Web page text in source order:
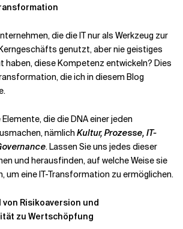
die die IT nur als Werkzeug zur
genutzt, aber nie geistiges
haben, diese Kompetenz entwickeln? Dies
die ich in diesem Blog
die die DNA einer jeden
nämlich Kultur, Prozesse, IT-
. Lassen Sie uns jedes dieser
und herausfinden, auf welche Weise sie
um eine IT-Transformation zu ermöglichen.
Risikoaversion und
zu Wertschöpfung